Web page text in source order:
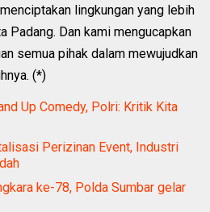
lingkungan yang lebih
Padang. Dan kami mengucapkan
semua pihak dalam mewujudkan
(*)
Up Comedy, Polri: Kritik Kita
Perizinan Event, Industri
ke-78, Polda Sumbar gelar